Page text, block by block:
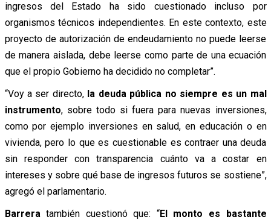
ingresos del Estado ha sido cuestionado incluso por
organismos técnicos independientes. En este contexto, este
proyecto de autorización de endeudamiento no puede leerse
de manera aislada, debe leerse como parte de una ecuación
que el propio Gobierno ha decidido no completar”.
“Voy a ser directo, la deuda pública no siempre es un mal
instrumento, sobre todo si fuera para nuevas inversiones,
como por ejemplo inversiones en salud, en educación o en
vivienda, pero lo que es cuestionable es contraer una deuda
sin responder con transparencia cuánto va a costar en
intereses y sobre qué base de ingresos futuros se sostiene”,
agregó el parlamentario.
Barreratambién cuestionó que: “El monto es bastante